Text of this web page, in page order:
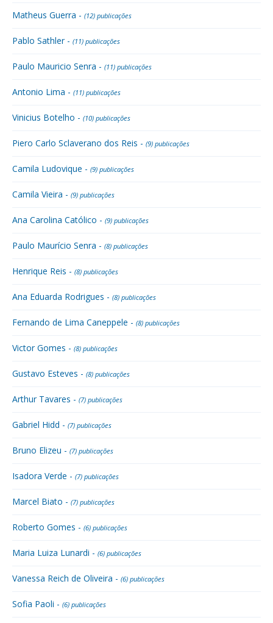
Matheus Guerra - (12) publicações
Pablo Sathler - (11) publicações
Paulo Mauricio Senra - (11) publicações
Antonio Lima - (11) publicações
Vinicius Botelho - (10) publicações
Piero Carlo Sclaverano dos Reis - (9) publicações
Camila Ludovique - (9) publicações
Camila Vieira - (9) publicações
Ana Carolina Católico - (9) publicações
Paulo Maurício Senra - (8) publicações
Henrique Reis - (8) publicações
Ana Eduarda Rodrigues - (8) publicações
Fernando de Lima Caneppele - (8) publicações
Victor Gomes - (8) publicações
Gustavo Esteves - (8) publicações
Arthur Tavares - (7) publicações
Gabriel Hidd - (7) publicações
Bruno Elizeu - (7) publicações
Isadora Verde - (7) publicações
Marcel Biato - (7) publicações
Roberto Gomes - (6) publicações
Maria Luiza Lunardi - (6) publicações
Vanessa Reich de Oliveira - (6) publicações
Sofia Paoli - (6) publicações